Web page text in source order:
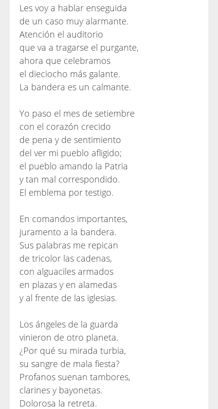
Les voy a hablar enseguida
de un caso muy alarmante.
Atención el auditorio
que va a tragarse el purgante,
ahora que celebramos
el dieciocho más galante.
La bandera es un calmante.
Yo paso el mes de setiembre
con el corazón crecido
de pena y de sentimiento
del ver mi pueblo afligido;
el pueblo amando la Patria
y tan mal correspondido.
El emblema por testigo.
En comandos importantes,
juramento a la bandera.
Sus palabras me repican
de tricolor las cadenas,
con alguaciles armados
en plazas y en alamedas
y al frente de las iglesias.
Los ángeles de la guarda
vinieron de otro planeta.
¿Por qué su mirada turbia,
su sangre de mala fiesta?
Profanos suenan tambores,
clarines y bayonetas.
Dolorosa la retreta.